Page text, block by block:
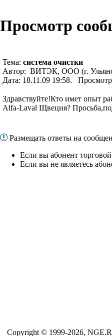
Просмотр
Тема: система очистки
Автор: ВИТЭК, ООО (г.
Дата: 18.11.09 19:58.
Здравствуйте!Кто имет опыт
Alfa-Laval Щвеция?
Размещать ответы на
Если вы абонент
Если вы не являетесь
Copyright © 1999-2026,